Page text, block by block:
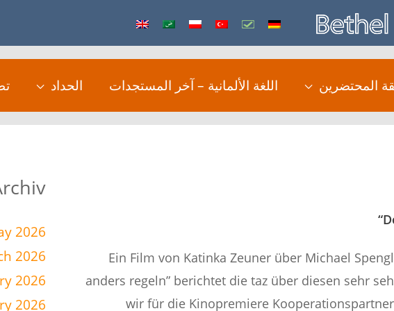
المحتضرين اللغة الألمانية – آخر المستجدات الحداد
Ein Film von Katinka Zeuner über Michael
anders regeln” berichtet die taz über diesen sehr
wir für die Kinopremiere
2026
2026
2026
2026